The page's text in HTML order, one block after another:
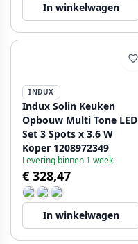
In winkelwagen
INDUX
Indux Solin Keuken
Opbouw Multi Tone LED
Set 3 Spots x 3.6 W
Koper 1208972349
Levering binnen 1 week
€ 328,47
In winkelwagen